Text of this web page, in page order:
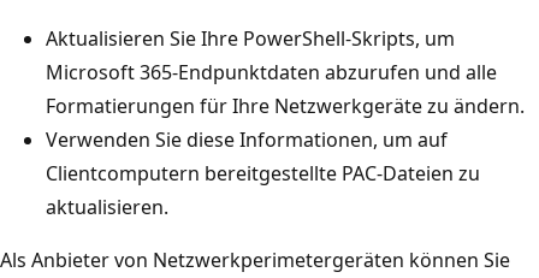
Aktualisieren Sie Ihre PowerShell-Skripts, um
Microsoft 365-Endpunktdaten abzurufen und alle
Formatierungen für Ihre Netzwerkgeräte zu ändern.
Verwenden Sie diese Informationen, um auf
Clientcomputern bereitgestellte PAC-Dateien zu
aktualisieren.
Als Anbieter von Netzwerkperimetergeräten können Sie